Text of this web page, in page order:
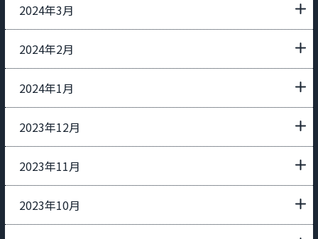
2024年3月
2024年2月
2024年1月
2023年12月
2023年11月
2023年10月